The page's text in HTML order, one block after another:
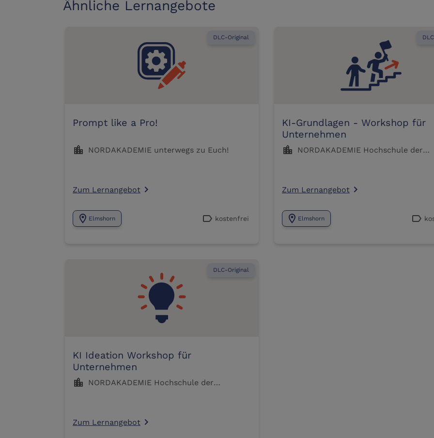
Ähnliche Lernangebote
DLC-Original
Prompt like a Pro!
location_city NORDAKADEMIE unterwegs zu Euch!
Zum Lernangebot navigate_next
location_on Elmshorn label kostenfrei
KI-Grundlagen - Workshop für
Unternehmen
location_city NORDAKADEMIE Hochschule der
Zum Lernangebot navigate_next
location_on Elmshorn label
DLC-Original
KI Ideation Workshop für
Unternehmen
location_city NORDAKADEMIE Hochschule der
Zum Lernangebot navigate_next